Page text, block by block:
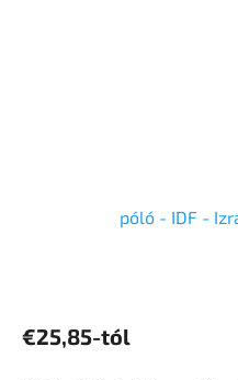
póló - IDF -
átlagos
€25,85-tól